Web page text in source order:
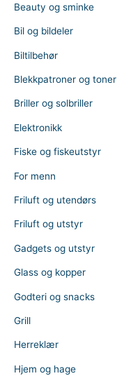
Beauty og sminke
Bil og bildeler
Biltilbehør
Blekkpatroner og toner
Briller og solbriller
Elektronikk
Fiske og fiskeutstyr
For menn
Friluft og utendørs
Friluft og utstyr
Gadgets og utstyr
Glass og kopper
Godteri og snacks
Grill
Herreklær
Hjem og hage